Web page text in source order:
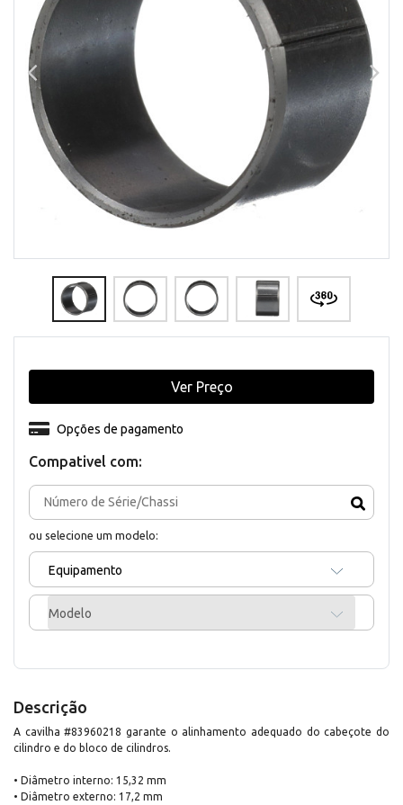
Compativel com:
ou selecione um modelo:
Equipamento
Modelo
Opções de pagamento
Ver Preço
Descrição
A cavilha #83960218 garante o alinhamento adequado do cabeçote do
cilindro e do bloco de cilindros.
• Diâmetro interno: 15,32 mm
• Diâmetro externo: 17,2 mm